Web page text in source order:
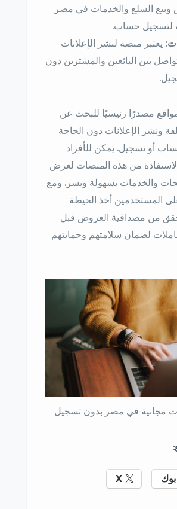
السلع والخدمات في مصر
لتسجيل حساب.
يعتبر منصة لنشر الإعلانات
بين البائعين والمشترين دون
مصدرًا رئيسيًا للبحث عن
ونشر الإعلانات دون الحاجة
أو تسجيل. يمكن للأفراد
من هذه المنصات لعرض
والخدمات بسهولة ويسر. ومع
المستخدمين أخذ الحيطة
من مصداقية العروض قبل
لضمان سلامتهم وحمايتهم
مجانية في مصر بدون تسجيل
X